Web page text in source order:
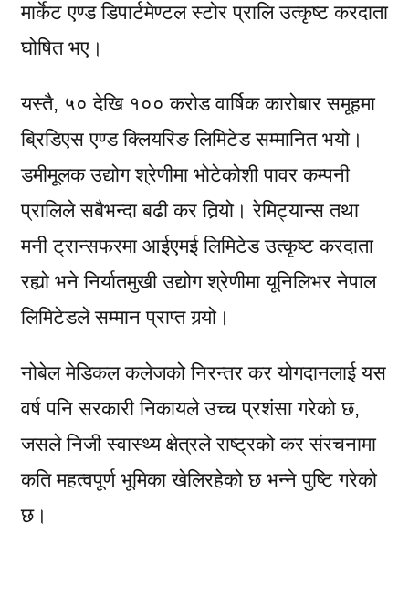
मार्केट एण्ड डिपार्टमेण्टल स्टोर प्रालि उत्कृष्ट करदाता
घोषित भए।
यस्तै, ५० देखि १०० करोड वार्षिक कारोबार समूहमा
ब्रिडिएस एण्ड क्लियरिङ लिमिटेड सम्मानित भयो।
डमीमूलक उद्योग श्रेणीमा भोटेकोशी पावर कम्पनी
प्रालिले सबैभन्दा बढी कर तिर्‍यो। रेमिट्यान्स तथा
मनी ट्रान्सफरमा आईएमई लिमिटेड उत्कृष्ट करदाता
रह्यो भने निर्यातमुखी उद्योग श्रेणीमा यूनिलिभर नेपाल
लिमिटेडले सम्मान प्राप्त गर्‍यो।
नोबेल मेडिकल कलेजको निरन्तर कर योगदानलाई यस
वर्ष पनि सरकारी निकायले उच्च प्रशंसा गरेको छ,
जसले निजी स्वास्थ्य क्षेत्रले राष्ट्रको कर संरचनामा
कति महत्वपूर्ण भूमिका खेलिरहेको छ भन्ने पुष्टि गरेको
छ।